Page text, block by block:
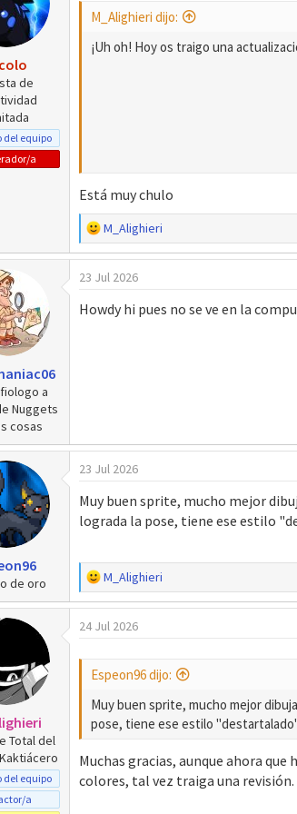
o
n
e
de
del equipo
a
M_Alighieri dijo:
¡Uh oh! Hoy os traigo una
Está muy chulo
R
e
a
c
i
M_Alighieri
a
Nuggets
cosas
23 Jul 2026
Howdy hi pues no se ve en la
de oro
23 Jul 2026
Muy buen sprite, mucho mejor
lograda la pose, tiene ese estilo
R
e
a
c
o
e
s
M_Alighieri
Total del
del equipo
a
24 Jul 2026
Espeon96 dijo:
Muy buen sprite, mucho mejor
pose, tiene ese estilo
Muchas gracias, aunque ahora
colores, tal vez traiga una revisión.